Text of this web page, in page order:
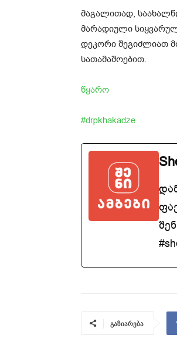
მაგალითად,
მარადიული
დეკორი შეგიძლიათ
სათამაშოებით.
წყარო
#drpkhakadze
გაზიარება